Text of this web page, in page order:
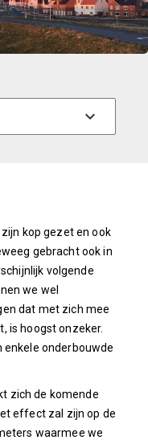
kop gezet en ook
gebracht ook in
volgende
we wel
dat met zich mee
is hoogst onzeker.
enkele onderbouwde
zich de komende
effect zal zijn op de
waarmee we